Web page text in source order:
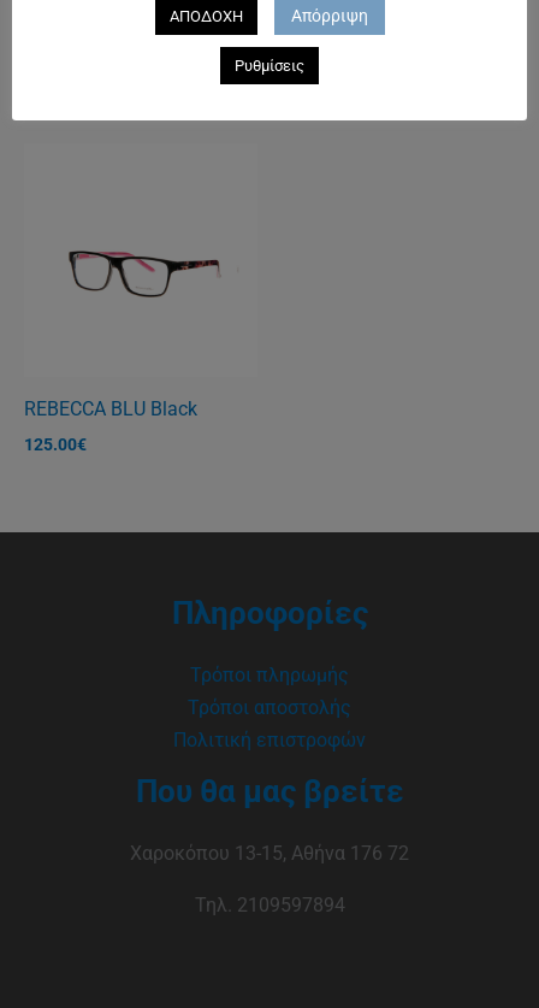
POLICE 1830 C
125.00
REBECCA BLU Black
125.00€
Πληροφορίες
Τρόποι πληρωμής
Τρόποι αποστολής
Πολιτική επιστροφών
Που θα μας βρείτε
Χαροκόπου 13-15, Αθήνα 176 72
Τηλ. 2109597894
ΑΠΟΔΟΧΗ Απόρριψη
Ρυθμίσεις